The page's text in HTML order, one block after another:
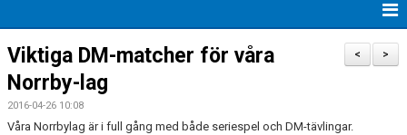
HEM
NYHETER
FÖRENINGEN
>
<
Viktiga DM-matcher för våra
Norrby-lag
2016-04-26 10:08
Våra Norrbylag är i full gång med både seriespel och DM-tävlingar.